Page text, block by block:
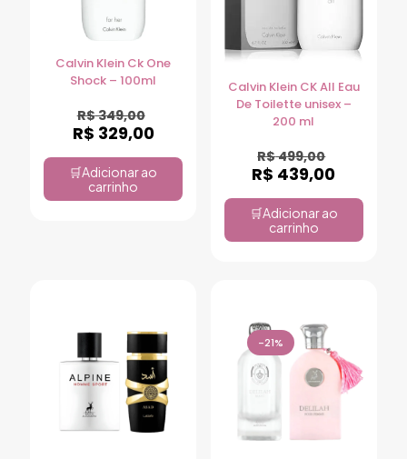
Calvin Klein Ck One
Shock – 100ml
R$349,00
R$ 329,00
Adicionar ao
carrinho
Calvin Klein CK All Eau
De Toilette unisex –
200 ml
R$499,00
R$ 439,00
Adicionar ao
carrinho
-21%